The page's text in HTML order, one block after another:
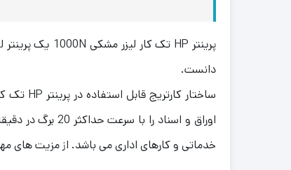
دانست.
خدماتی و کارهای اداری می باشد. از مزیت های